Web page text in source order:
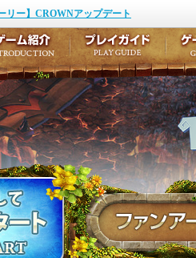
リー】CROWNアップデート
知らせ
イベント
アップデート
メンテナンス
ゲーム紹介
キャラクター作成
テイルズ初級者講座
ここだけは知ってお